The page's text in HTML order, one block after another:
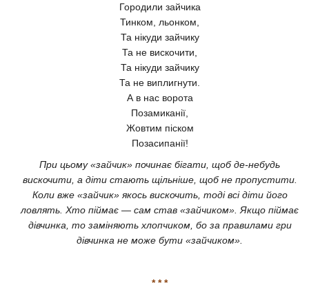
Городили зайчика
Тинком, льонком,
Та нікуди зайчику
Та не вискочити,
Та нікуди зайчику
Та не виплигнути.
А в нас ворота
Позамиканії,
Жовтим піском
Позасипанії!
При цьому «зайчик» починає бігати, щоб де-небудь
вискочити, а діти стають щільніше, щоб не пропустити.
Коли вже «зайчик» якось вискочить, тоді всі діти його
ловлять. Хто піймає — сам став «зайчиком». Якщо піймає
дівчинка, то заміняють хлопчиком, бо за правилами гри
дівчинка не може бути «зайчиком».
* * *